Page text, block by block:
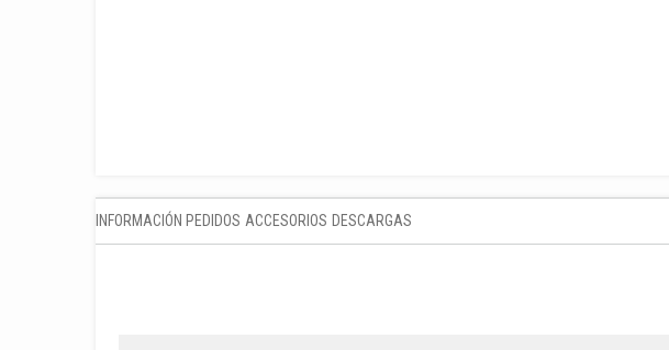
INFORMACIÓN PEDIDOS ACCESORIOS DESCARGAS